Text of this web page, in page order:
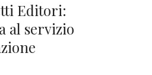
Editori:
al servizio